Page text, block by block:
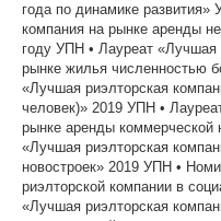
года по динамике
компания на рынке аренды
году УПН • Лауреат «Лучшая
рынке жилья численностью
«Лучшая риэлторская
человек)» 2019 УПН •
рынке аренды
«Лучшая риэлторская
новостроек» 2019 УПН •
риэлторской компании в
«Лучшая риэлторская